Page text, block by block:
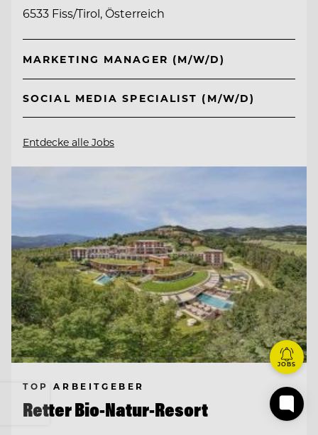
6533 Fiss/Tirol, Österreich
MARKETING MANAGER (M/W/D)
SOCIAL MEDIA SPECIALIST (M/W/D)
Entdecke alle Jobs
TOP ARBEITGEBER
Retter Bio-Natur-Resort
JOBS